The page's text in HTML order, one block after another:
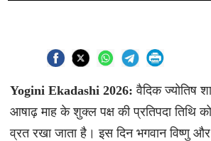
Yogini Ekadashi 2026:वैदिक ज्योतिष
आषाढ़ माह के शुक्ल पक्ष की प्रतिपदा तिथि को
व्रत रखा जाता है। इस दिन भगवान विष्णु और